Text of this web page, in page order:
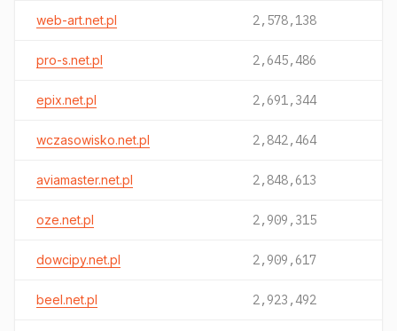
web-art.net.pl 2,578,138
pro-s.net.pl 2,645,486
epix.net.pl 2,691,344
wczasowisko.net.pl 2,842,464
aviamaster.net.pl 2,848,613
oze.net.pl 2,909,315
dowcipy.net.pl 2,909,617
beel.net.pl 2,923,492